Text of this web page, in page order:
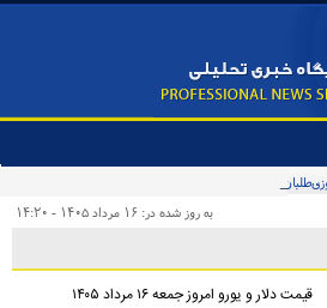
زودهنگام» و مخاطبان اینترنشنال
به روز شده در: ۱۶ مرداد ۱۴۰۵ - ۱۴:۲۰
قیمت دلار و یورو امروز جمعه ۱۶ مرداد ۱۴۰۵